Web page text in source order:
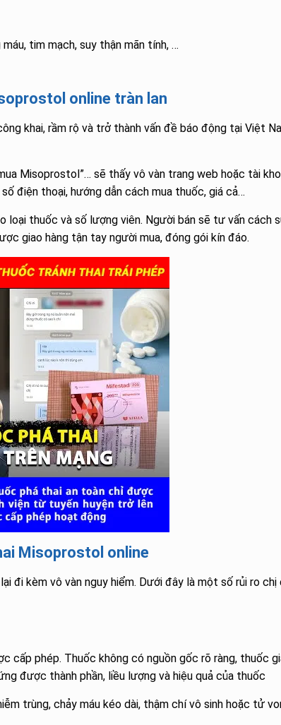
tim mạch, suy thận mãn tính, …
online tràn lan
khai, rầm rộ và trở thành vấn đề báo động tại Việt
Misoprostol”… sẽ thấy vô vàn trang web hoặc tài
điện thoại, hướng dẫn cách mua thuốc, giá cả…
loại thuốc và số lượng viên. Người bán sẽ tư vấn cách
giao hàng tận tay người mua, đóng gói kín đáo.
Misoprostol online
đi kèm vô vàn nguy hiểm. Dưới đây là một số rủi ro chị
phép. Thuốc không có nguồn gốc rõ ràng, thuốc
được thành phần, liều lượng và hiệu quả của thuốc
trùng, chảy máu kéo dài, thậm chí vô sinh hoặc tử